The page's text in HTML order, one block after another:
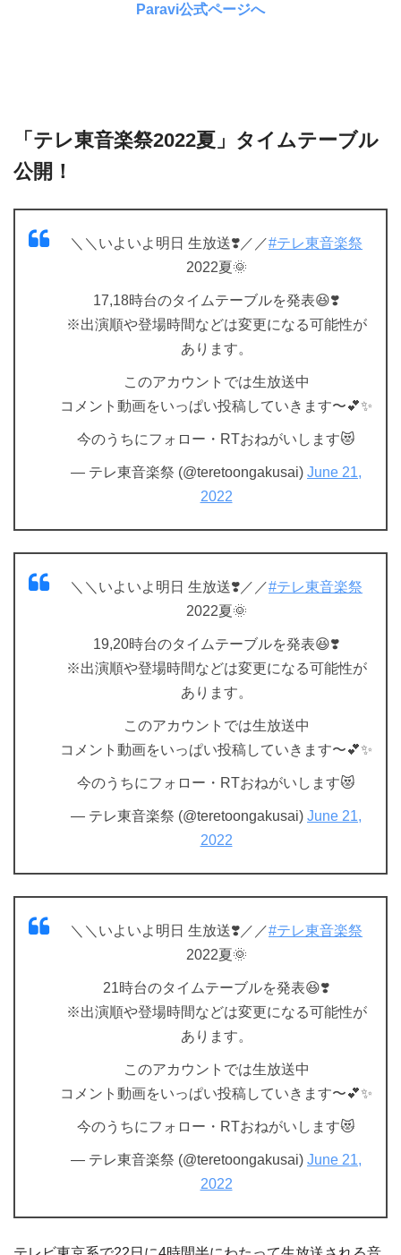
Paravi公式ページへ
「テレ東音楽祭2022夏」タイムテーブル
公開！
＼＼いよいよ明日 生放送❣️／／#テレ東音楽祭
2022夏🌞
17,18時台のタイムテーブルを発表😆❣️
※出演順や登場時間などは変更になる可能性が
あります。
このアカウントでは生放送中
コメント動画をいっぱい投稿していきます〜💕✨
今のうちにフォロー・RTおねがいします😻
— テレ東音楽祭 (@teretoongakusai) June 21,
2022
＼＼いよいよ明日 生放送❣️／／#テレ東音楽祭
2022夏🌞
19,20時台のタイムテーブルを発表😆❣️
※出演順や登場時間などは変更になる可能性が
あります。
このアカウントでは生放送中
コメント動画をいっぱい投稿していきます〜💕✨
今のうちにフォロー・RTおねがいします😻
— テレ東音楽祭 (@teretoongakusai) June 21,
2022
＼＼いよいよ明日 生放送❣️／／#テレ東音楽祭
2022夏🌞
21時台のタイムテーブルを発表😆❣️
※出演順や登場時間などは変更になる可能性が
あります。
このアカウントでは生放送中
コメント動画をいっぱい投稿していきます〜💕✨
今のうちにフォロー・RTおねがいします😻
— テレ東音楽祭 (@teretoongakusai) June 21,
2022